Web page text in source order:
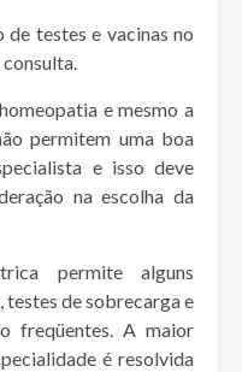
testes e vacinas no
e mesmo a
permitem uma boa
e isso deve
na escolha da
permite alguns
de sobrecarga e
freqüentes. A maior
é resolvida